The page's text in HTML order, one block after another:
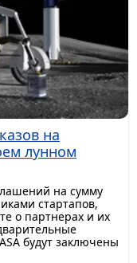
на
лунном
на сумму
стартапов,
о партнерах и их
будут заключены